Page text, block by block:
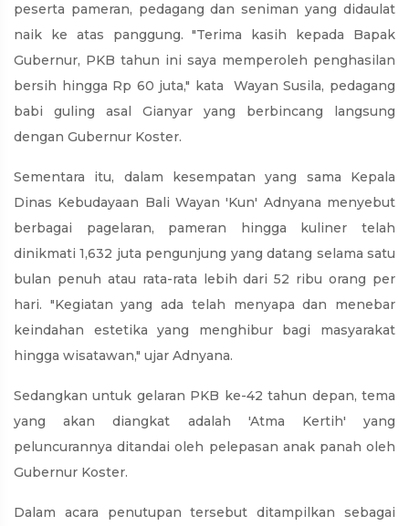
peserta pameran, pedagang dan seniman yang didaulat
naik ke atas panggung. "Terima kasih kepada Bapak
Gubernur, PKB tahun ini saya memperoleh penghasilan
bersih hingga Rp 60 juta," kata Wayan Susila, pedagang
babi guling asal Gianyar yang berbincang langsung
dengan Gubernur Koster.
Sementara itu, dalam kesempatan yang sama Kepala
Dinas Kebudayaan Bali Wayan 'Kun' Adnyana menyebut
berbagai pagelaran, pameran hingga kuliner telah
dinikmati 1,632 juta pengunjung yang datang selama satu
bulan penuh atau rata-rata lebih dari 52 ribu orang per
hari. "Kegiatan yang ada telah menyapa dan menebar
keindahan estetika yang menghibur bagi masyarakat
hingga wisatawan," ujar Adnyana.
Sedangkan untuk gelaran PKB ke-42 tahun depan, tema
yang akan diangkat adalah 'Atma Kertih' yang
peluncurannya ditandai oleh pelepasan anak panah oleh
Gubernur Koster.
Dalam acara penutupan tersebut ditampilkan sebagai